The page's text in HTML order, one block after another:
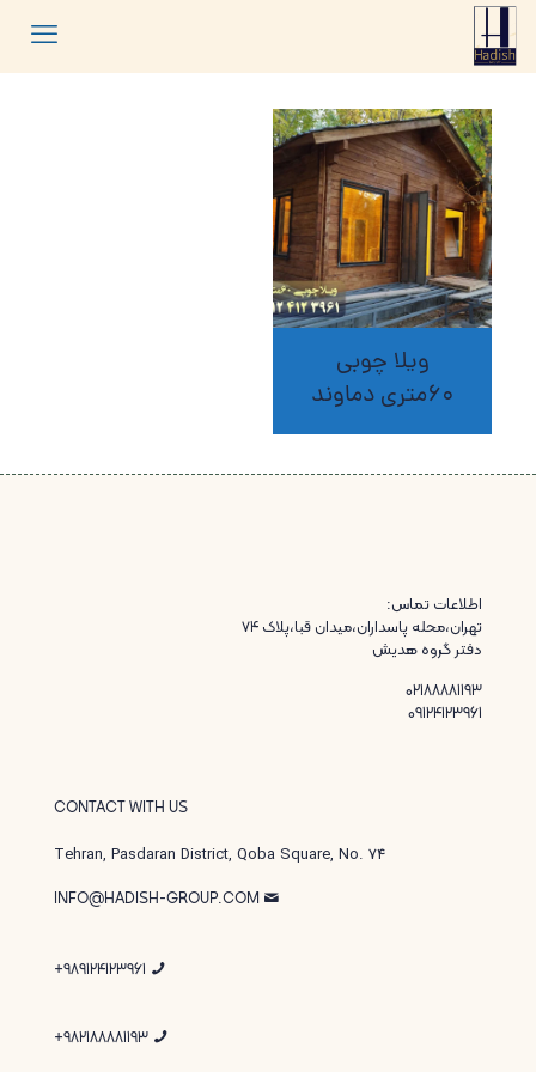
ویلا چوبی
60متری دماوند
اطلاعات تماس:
تهران،محله پاسداران،میدان قبا،پلاک ۷۴
دفتر گروه هدیش
02188881193
09124123961
CONTACT WITH US
Tehran, Pasdaran District, Qoba Square, No. 74